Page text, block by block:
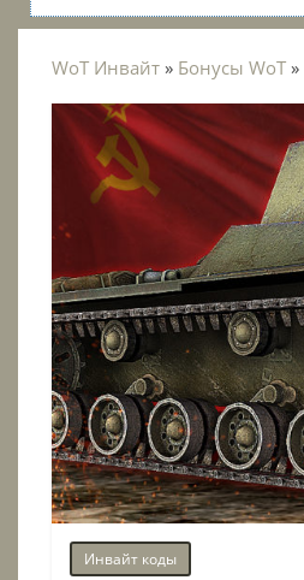
WoT Инвайт » Бонусы WoT »
Инвайт коды